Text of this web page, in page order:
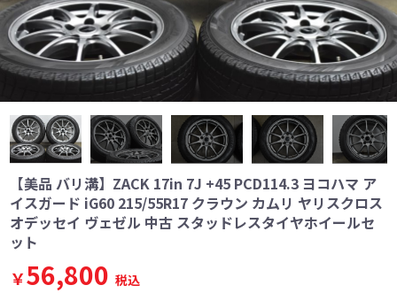
【美品 バリ溝】ZACK 17in 7J +45 PCD114.3 ヨコハマ ア
イスガード iG60 215/55R17 クラウン カムリ ヤリスクロス
オデッセイ ヴェゼル 中古 スタッドレスタイヤホイールセ
ット
￥56,800 税込